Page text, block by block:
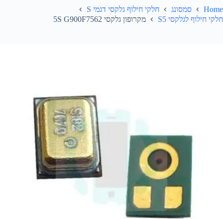
Home סמסונג
חלקי חילוף גלקסי דגמי S
חלקי חילוף לגלקסי S5
מקרופון גלקסי 5S G900F7562